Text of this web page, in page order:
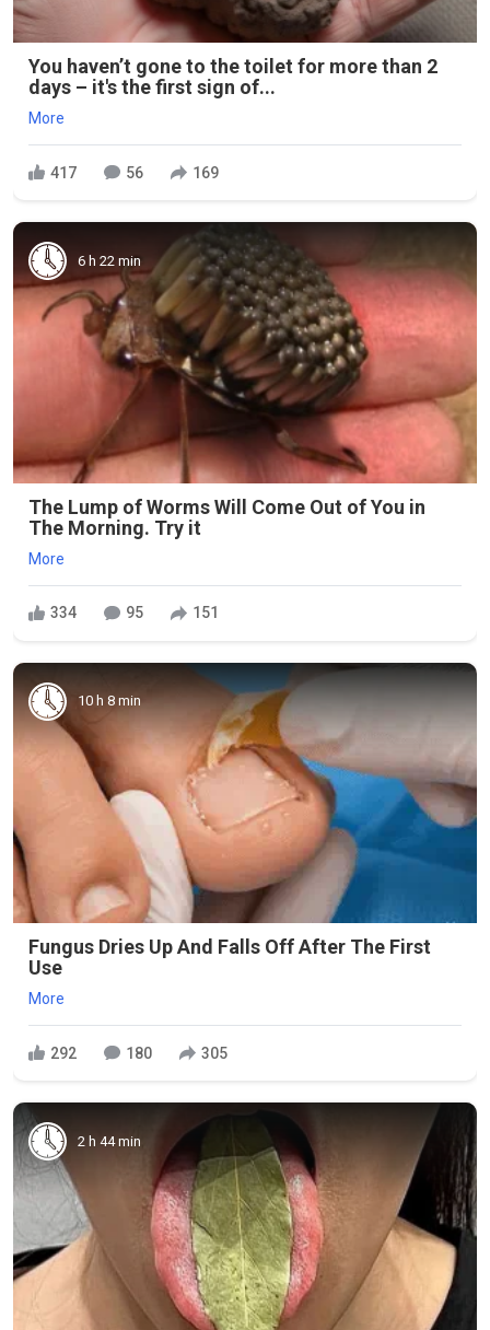
You haven’t gone to the toilet for more than 2
days – it's the first sign of...
More
417 56 169
6 h 22 min
The Lump of Worms Will Come Out of You in
The Morning. Try it
More
334 95 151
10 h 8 min
Fungus Dries Up And Falls Off After The First
Use
More
292 180 305
2 h 44 min